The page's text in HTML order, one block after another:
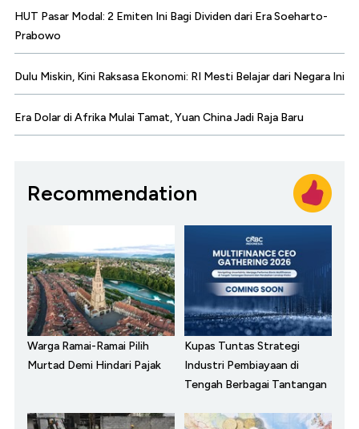
HUT Pasar Modal: 2 Emiten Ini Bagi Dividen dari Era Soeharto-
Prabowo
Dulu Miskin, Kini Raksasa Ekonomi: RI Mesti Belajar dari Negara Ini
Era Dolar di Afrika Mulai Tamat, Yuan China Jadi Raja Baru
Recommendation
Warga Ramai-Ramai Pilih
Murtad Demi Hindari Pajak
Kupas Tuntas Strategi
Industri Pembiayaan di
Tengah Berbagai Tantangan